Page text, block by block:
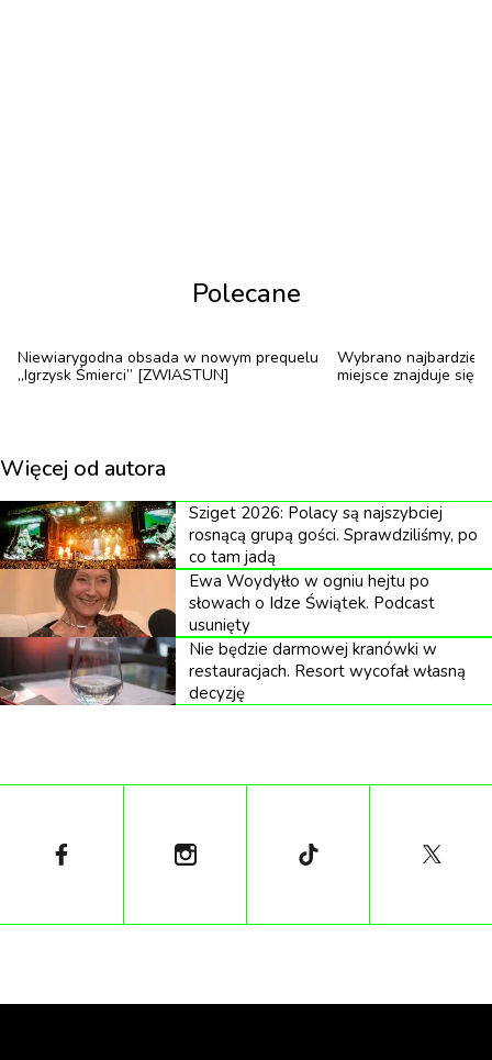
wywiadach określa te teksty jako coś w rodzaju
samym czasie, co cztery kanoniczne ewangelie. W
istocie przenosi biblijną opowieść na terytorium,
dzieciństwa boskiej inkarnacji.
Film unika jednoznacznych określeń. Postacie
nazywane są „Chłopcem”, „Stolarzem”, „Matką”,
jakby Nathan chciał zagrać w chowanego z
cenzorami i jednocześnie podkreślić uniwersalność
archetypu. Opowieść rozgrywa się w rzymskim
Egipcie, gdzie rodzina ukrywa się, a syn zaczyna
kwestionować autorytet opiekuna, odkrywając
Recenzje są rozbieżne jak orzeczenia Soboru
obozów. Nathan balansuje między respektem dla
Polecane
Niewiarygodna obsada w nowym prequelu
„Igrzysk Śmierci” [ZWIASTUN]
Wybrano najbardziej
miejsce znajduje się
Więcej od autora
Sziget 2026: Polacy są najszybciej
rosnącą grupą gości. Sprawdziliśmy, po
co tam jadą
Ewa Woydyłło w ogniu hejtu po
słowach o Idze Świątek. Podcast
usunięty
Nie będzie darmowej kranówki w
restauracjach. Resort wycofał własną
decyzję